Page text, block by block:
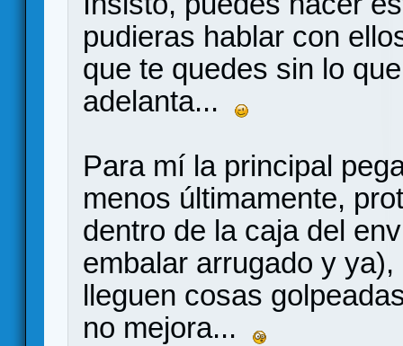
pudieras hablar con
que te quedes sin lo
adelanta...
Para mí la principal
menos últimamente,
dentro de la caja del
embalar arrugado y
lleguen cosas
no mejora...